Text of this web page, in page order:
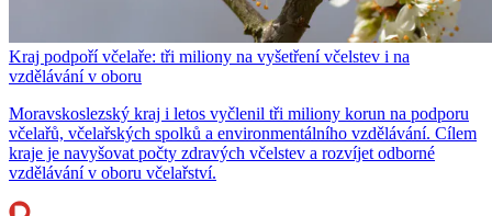
Kraj podpoří včelaře: tři miliony na vyšetření včelstev i na
vzdělávání v oboru
Moravskoslezský kraj i letos vyčlenil tři miliony korun na podporu
včelařů, včelařských spolků a environmentálního vzdělávání. Cílem
kraje je navyšovat počty zdravých včelstev a rozvíjet odborné
vzdělávání v oboru včelařství.